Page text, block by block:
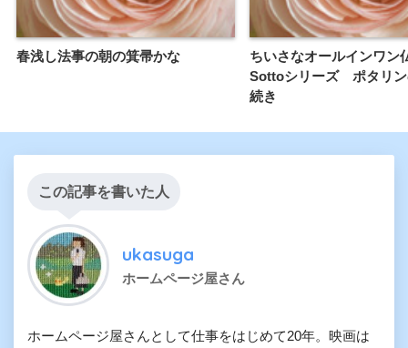
春浅し法事の朝の箕帚かな
ちいさなオールインワ
Sottoシリーズ ポタリン
続き
この記事を書いた人
ukasuga
ホームページ屋さん
ホームページ屋さんとして仕事をはじめて20年。映画は